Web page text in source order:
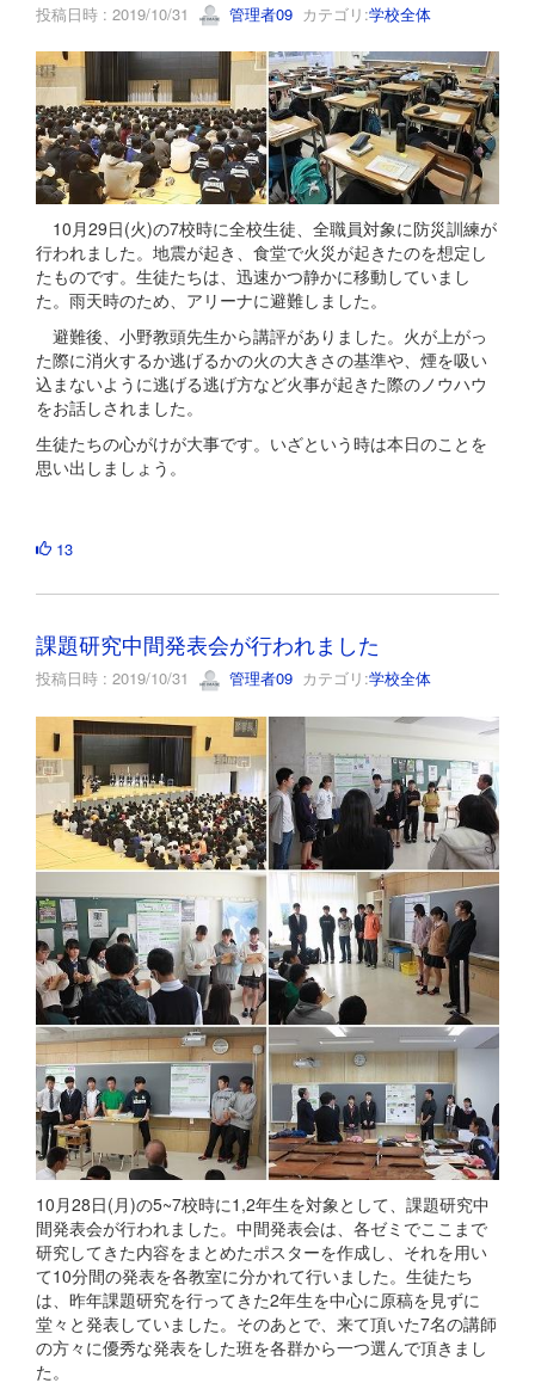
投稿日時 : 2019/10/31 管理者09 カテゴリ:学校全体
10月29日(火)の7校時に全校生徒、全職員対象に防災訓練が
行われました。地震が起き、食堂で火災が起きたのを想定し
たものです。生徒たちは、迅速かつ静かに移動していまし
た。雨天時のため、アリーナに避難しました。
避難後、小野教頭先生から講評がありました。火が上がっ
た際に消火するか逃げるかの火の大きさの基準や、煙を吸い
込まないように逃げる逃げ方など火事が起きた際のノウハウ
をお話しされました。
生徒たちの心がけが大事です。いざという時は本日のことを
思い出しましょう。
13
課題研究中間発表会が行われました
投稿日時 : 2019/10/31 管理者09 カテゴリ:学校全体
10月28日(月)の5~7校時に1,2年生を対象として、課題研究中
間発表会が行われました。中間発表会は、各ゼミでここまで
研究してきた内容をまとめたポスターを作成し、それを用い
て10分間の発表を各教室に分かれて行いました。生徒たち
は、昨年課題研究を行ってきた2年生を中心に原稿を見ずに
堂々と発表していました。そのあとで、来て頂いた7名の講師
の方々に優秀な発表をした班を各群から一つ選んで頂きまし
た。